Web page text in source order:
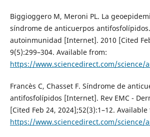
Biggioggero M, Meroni PL. La
síndrome de anticuerpos antifosfolípidos.
autoinmunidad [Internet]. 2010 [Cited
9(5):299–304. Available from:
https://www.sciencedirect.com/science/
Francès C, Chasset F. Síndrome de
antifosfolípidos [Internet]. Rev EMC -
[Cited Feb 24, 2024];52(3):1–12.
https://www.sciencedirect.com/science/